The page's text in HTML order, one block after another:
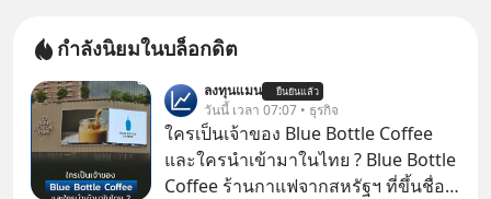
กำลังนิยมในบล็อกดิต
ลงทุนแมน ยืนยันแล้ว
วันนี้ เวลา 07:07 • ธุรกิจ
ใครเป็นเจ้าของ Blue Bottle Coffee
และใครนำเข้ามาในไทย ? Blue Bottle
Coffee ร้านกาแฟจากสหรัฐฯ ที่ขึ้นชื่อ